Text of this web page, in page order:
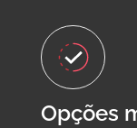
Opções